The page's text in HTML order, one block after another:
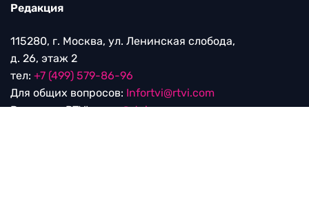
Редакция
115280, г. Москва, ул. Ленинская слобода,
д. 26, этаж 2
тел: +7 (499) 579-86-96
Для общих вопросов: Infortvi@rtvi.com
Редакция RTVI:news@rtvi.com